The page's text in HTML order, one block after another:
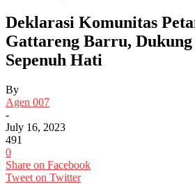
Deklarasi Komunitas
Gattareng Barru,
Sepenuh Hati
By
Agen 007
-
July 16, 2023
491
0
Share on Facebook
Tweet on Twitter